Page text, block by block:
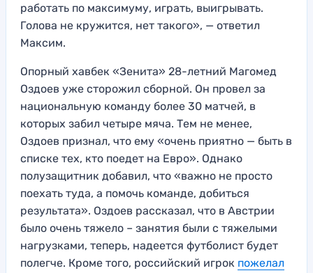
работать по максимуму, играть, выигрывать.
Голова не кружится, нет такого», — ответил
Максим.
Опорный хавбек «Зенита» 28-летний Магомед
Оздоев уже сторожил сборной. Он провел за
национальную команду более 30 матчей, в
которых забил четыре мяча. Тем не менее,
Оздоев признал, что ему «очень приятно — быть в
списке тех, кто поедет на Евро». Однако
полузащитник добавил, что «важно не просто
поехать туда, а помочь команде, добиться
результата». Оздоев рассказал, что в Австрии
было очень тяжело – занятия были с тяжелыми
нагрузками, теперь, надеется футболист будет
полегче. Кроме того, российский игрок пожелал